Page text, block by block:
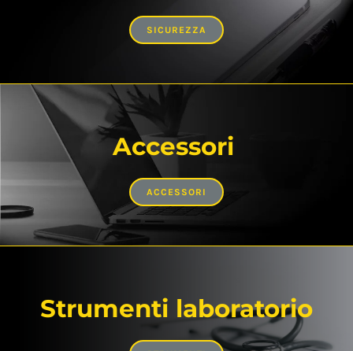
SICUREZZA
Accessori
ACCESSORI
Strumenti laboratorio